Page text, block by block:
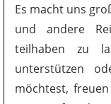
Es macht uns
und andere
teilhaben zu
unterstützen
möchtest,